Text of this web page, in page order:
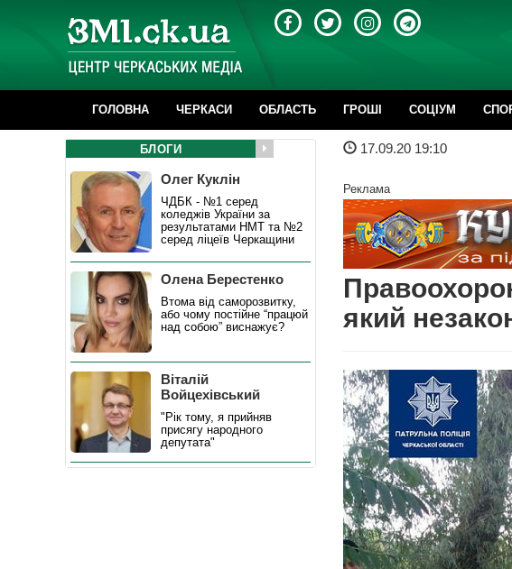
ГОЛОВНА ЧЕРКАСИ ОБЛАСТЬ ГРОШІ CОЦІУМ
17.09.20 19:10
Реклама
який
БЛОГИ
Олег Куклін
ЧДБК - №1 серед
коледжів України за
результатами НМТ та №2
серед ліцеїв Черкащини
Олена Берестенко
Втома від саморозвитку,
або чому постійне “працюй
над собою” виснажує?
Віталій
Войцехівський
"Рік тому, я прийняв
присягу народного
депутата"